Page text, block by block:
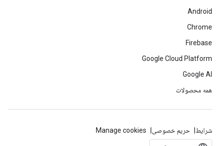
Android
Chrome
Firebase
Google Cloud Platform
Google AI
همه محصولات
شرایط حریم خصوصی Manage cookies